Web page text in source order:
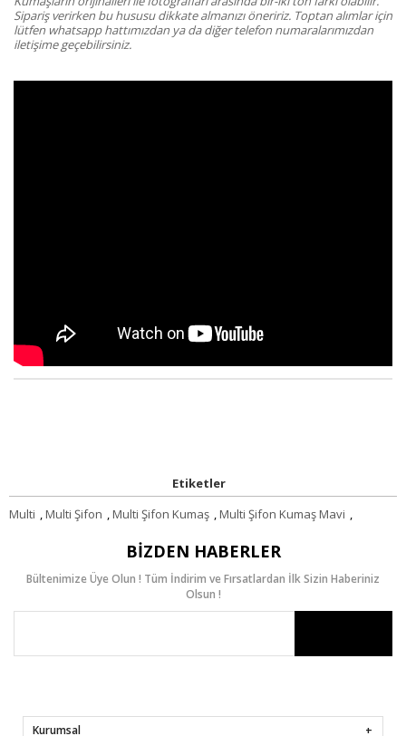
Sipariş verirken bu hususu dikkate almanızı öneririz. Toptan alımlar için
lütfen whatsapp hattımızdan ya da diğer telefon numaralarımızdan
iletişime geçebilirsiniz.
Etiketler
Multi ,Multi Şifon ,Multi Şifon Kumaş ,Multi Şifon Kumaş Mavi ,
BIZDEN HABERLER
Bültenimize Üye Olun ! Tüm İndirim ve Fırsatlardan İlk Sizin Haberiniz
Olsun !
Kurumsal